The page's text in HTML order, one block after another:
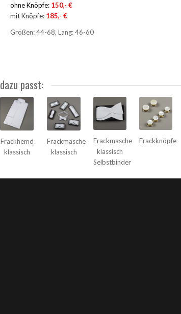
ohne Knöpfe: 150,- €
mit Knöpfe: 185,- €
Größen: 44-68, Lang: 46-60
dazu passt:
Frackhemd
klassisch
Frackmasche
klassisch
Frackmasche
klassisch
Selbstbinder
Frackknöpfe